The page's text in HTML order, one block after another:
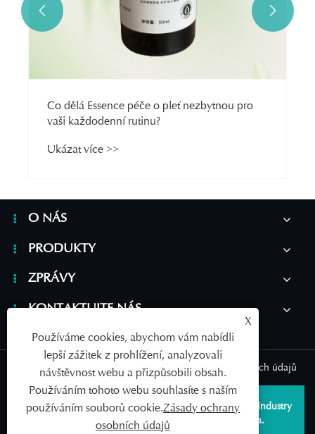
Co dělá Essence péče o pleť nezbytnou pro
vaši každodenní rutinu?
Ukázat více >>
 
O NÁS
PRODUKTY
ZPRÁVY
KONTAKTUJTE NÁS
Sitemap RSS XML Zásady ochrany osobních údajů
Copyright © 2026 Qingdao SAILDAR Medical Device Industry
Development Co., Ltd. Všechna práva vyhrazena.
X
Používáme cookies, abychom vám nabídli
lepší zážitek z prohlížení, analyzovali
návštěvnost webu a přizpůsobili obsah.
Používáním tohoto webu souhlasíte s naším
používáním souborů cookie.Zásady ochrany
osobních údajů